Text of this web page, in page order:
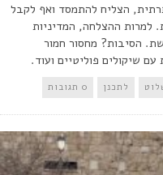
הצליח להתמסד ואף לקבל
למרות ההצלחה, המדיניות
הסיבות? מחסור חמור
שיקולים פוליטיים ועוד.
לתכנן 0 תגובות